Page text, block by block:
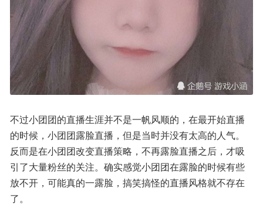
不过小团团的直播生涯并不是一帆风顺的，在最开始直播
的时候，小团团露脸直播，但是当时并没有太高的人气。
反而是在小团团改变直播策略，不再露脸直播之后，才吸
引了大量粉丝的关注。确实感觉小团团在露脸的时候有些
放不开，可能真的一露脸，搞笑搞怪的直播风格就不存在
了。